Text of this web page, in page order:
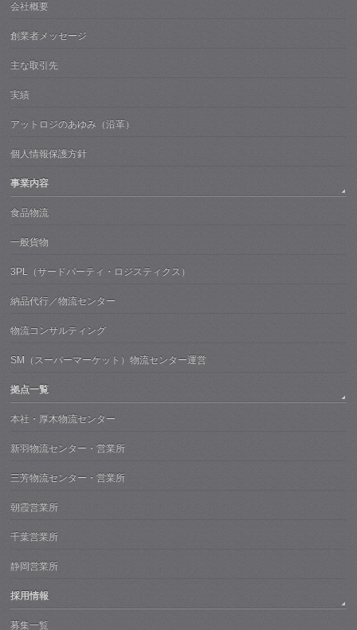
会社概要
創業者メッセージ
主な取引先
実績
アットロジのあゆみ（沿革）
個人情報保護方針
事業内容
食品物流
一般貨物
3PL（サードパーティ・ロジスティクス）
納品代行／物流センター
物流コンサルティング
SM（スーパーマーケット）物流センター運営
拠点一覧
本社・厚木物流センター
新羽物流センター・営業所
三芳物流センター・営業所
朝霞営業所
千葉営業所
静岡営業所
採用情報
募集一覧